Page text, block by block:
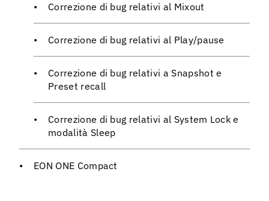
Correzione di bug relativi al Mixout
Correzione di bug relativi al Play/pause
Correzione di bug relativi a Snapshot e
Preset recall
Correzione di bug relativi al System Lock e
modalità Sleep
EON ONE Compact